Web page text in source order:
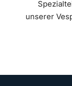
unserer